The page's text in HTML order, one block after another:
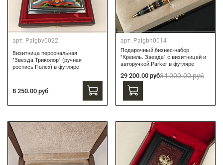
арт. Palgbv0022
Визитница персональная
"Звезда.Триколор" (ручная
роспись Палех) в футляре
8 250.00 руб
арт. Palgbn0014
Подарочный бизнес-набор
"Кремль. Звезда" с визитницей и
авторучкой Parker в футляре
29 200.00 руб34 000.00 руб